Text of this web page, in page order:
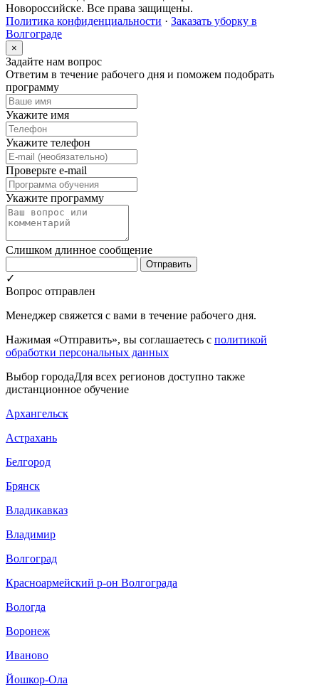
Новороссийске. Все права защищены.
Политика конфиденциальности · Заказать уборку в
Волгограде
×
Задайте нам вопрос
Ответим в течение рабочего дня и поможем подобрать
программу
Укажите имя
Укажите телефон
Проверьте e-mail
Укажите программу
Слишком длинное сообщение
Отправить
✓
Вопрос отправлен
Менеджер свяжется с вами в течение рабочего дня.
Нажимая «Отправить», вы соглашаетесь с политикой
обработки персональных данных
Выбор городаДля всех регионов доступно также
дистанционное обучение
Архангельск
Астрахань
Белгород
Брянск
Владикавказ
Владимир
Волгоград
Красноармейский р-он Волгограда
Вологда
Воронеж
Иваново
Йошкор-Ола